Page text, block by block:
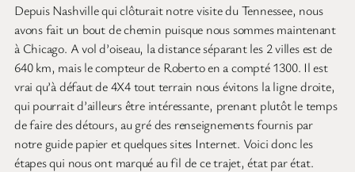
Depuis Nashville qui clôturait notre visite du Tennessee, nous
avons fait un bout de chemin puisque nous sommes maintenant
à Chicago. A vol d’oiseau, la distance séparant les 2 villes est de
640 km, mais le compteur de Roberto en a compté 1300. Il est
vrai qu’à défaut de 4X4 tout terrain nous évitons la ligne droite,
qui pourrait d’ailleurs être intéressante, prenant plutôt le temps
de faire des détours, au gré des renseignements fournis par
notre guide papier et quelques sites Internet. Voici donc les
étapes qui nous ont marqué au fil de ce trajet, état par état.